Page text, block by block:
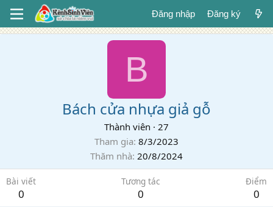
Đăng nhập Đăng ký
B
Bách cửa nhựa giả gỗ
Thành viên · 27
Tham gia 8/3/2023
Thăm nhà 20/8/2024
Bài viết
0
Tương tác
0
Điểm
0